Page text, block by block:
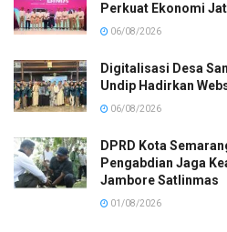
Perkuat Ekonomi
06/08/2026
Digitalisasi Desa
Undip Hadirkan
06/08/2026
DPRD Kota
Pengabdian Jaga
Jambore Satlinmas
01/08/2026